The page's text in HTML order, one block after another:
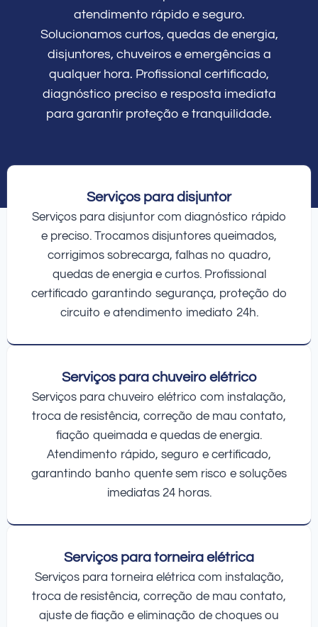
atendimento rápido e seguro.
Solucionamos curtos, quedas de energia,
disjuntores, chuveiros e emergências a
qualquer hora. Profissional certificado,
diagnóstico preciso e resposta imediata
para garantir proteção e tranquilidade.
Serviços para disjuntor
Serviços para disjuntor com diagnóstico rápido
e preciso. Trocamos disjuntores queimados,
corrigimos sobrecarga, falhas no quadro,
quedas de energia e curtos. Profissional
certificado garantindo segurança, proteção do
circuito e atendimento imediato 24h.
Serviços para chuveiro elétrico
Serviços para chuveiro elétrico com instalação,
troca de resistência, correção de mau contato,
fiação queimada e quedas de energia.
Atendimento rápido, seguro e certificado,
garantindo banho quente sem risco e soluções
imediatas 24 horas.
Serviços para torneira elétrica
Serviços para torneira elétrica com instalação,
troca de resistência, correção de mau contato,
ajuste de fiação e eliminação de choques ou